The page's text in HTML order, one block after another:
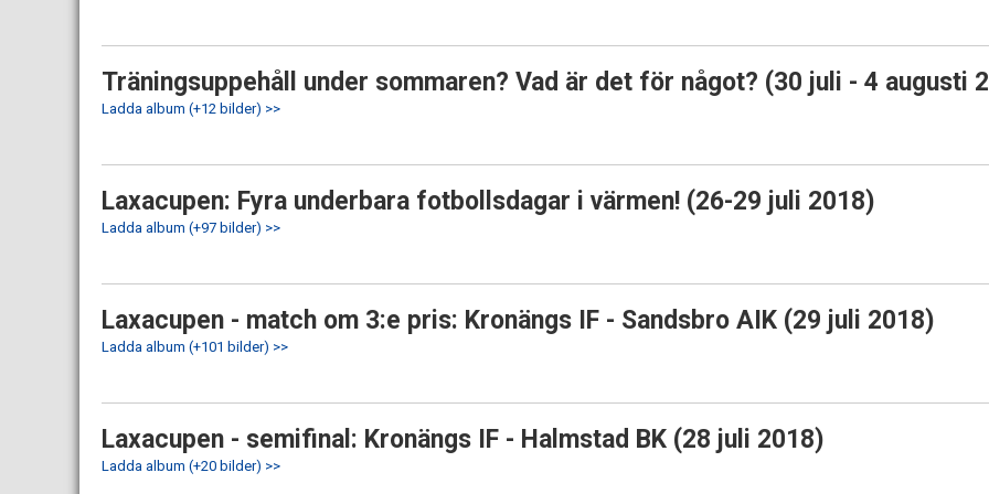
Träningsuppehåll under sommaren? Vad är det för något? (30 juli - 4 augusti
Ladda album (+12 bilder) >>
Laxacupen: Fyra underbara fotbollsdagar i värmen! (26-29 juli 2018)
Ladda album (+97 bilder) >>
Laxacupen - match om 3:e pris: Kronängs IF - Sandsbro AIK (29 juli 2018)
Ladda album (+101 bilder) >>
Laxacupen - semifinal: Kronängs IF - Halmstad BK (28 juli 2018)
Ladda album (+20 bilder) >>